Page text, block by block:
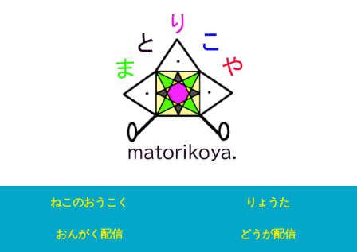
ねこのおうこく りょうた
おんがく配信 どうが配信